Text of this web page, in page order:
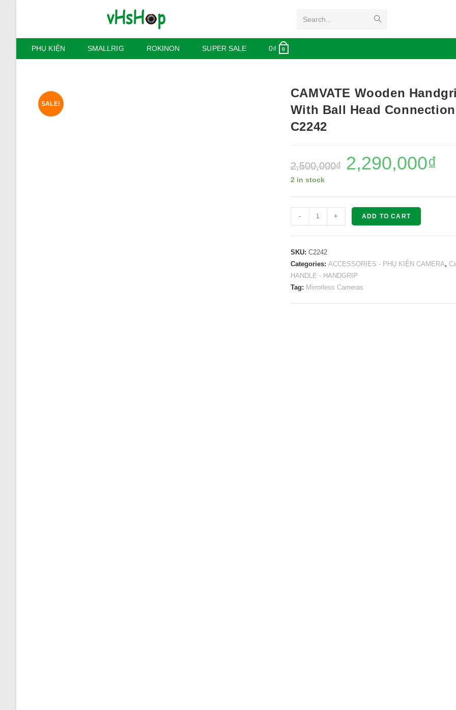
Search...
PHỤ KIỆN SMALLRIG ROKINON SUPER SALE 0₫ 0
SALE!
CAMVATE Wooden
With Ball Head Connection
C2242
2,500,000₫ 2,290,000₫
2 in stock
CAMVATE
Wooden
With
Ball
Head
Connection
- + ADD TO CART
SKU: C2242
Categories: ACCESSORIES - PHỤ KIỆN CAMERA,
HANDLE - HANDGRIP
Tag: Mirrorless Cameras